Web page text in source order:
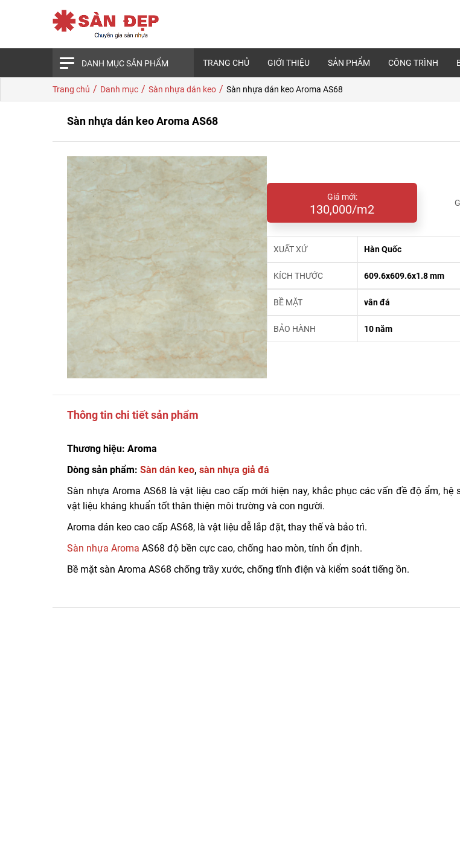
DANH MỤC SẢN PHẨM TRANG CHỦ GIỚI THIỆU SẢN PHẨM CÔNG TRÌNH
Trang chủ / Danh mục / Sàn nhựa dán keo / Sàn nhựa dán keo Aroma AS68
Sàn nhựa dán keo Aroma AS68
Giá mới:
130,000/m2
XUẤT XỨ Hàn Quốc
KÍCH THƯỚC 609.6x609.6x1.8 mm
BỀ MẶT vân đá
BẢO HÀNH 10 năm
Thông tin chi tiết sản phẩm
Thương hiệu: Aroma
Dòng sản phẩm: Sàn dán keo, sàn nhựa giả đá
Sàn nhựa Aroma AS68 là vật liệu cao cấp mới hiện nay, khắc phục các vấn đề độ ẩm, hệ
vật liệu kháng khuẩn tốt thân thiện môi trường và con người.
Aroma dán keo cao cấp AS68, là vật liệu dễ lắp đặt, thay thế và bảo trì.
Sàn nhựa Aroma AS68 độ bền cực cao, chống hao mòn, tính ổn định.
Bề mặt sàn Aroma AS68 chống trầy xước, chống tĩnh điện và kiểm soát tiếng ồn.